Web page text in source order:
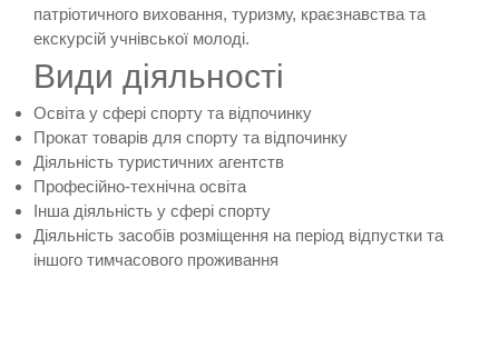
патріотичного виховання, туризму, краєзнавства та
екскурсій учнівської молоді.
Види діяльності
Освіта у сфері спорту та відпочинку
Прокат товарів для спорту та відпочинку
Діяльність туристичних агентств
Професійно-технічна освіта
Інша діяльність у сфері спорту
Діяльність засобів розміщення на період відпустки та
іншого тимчасового проживання